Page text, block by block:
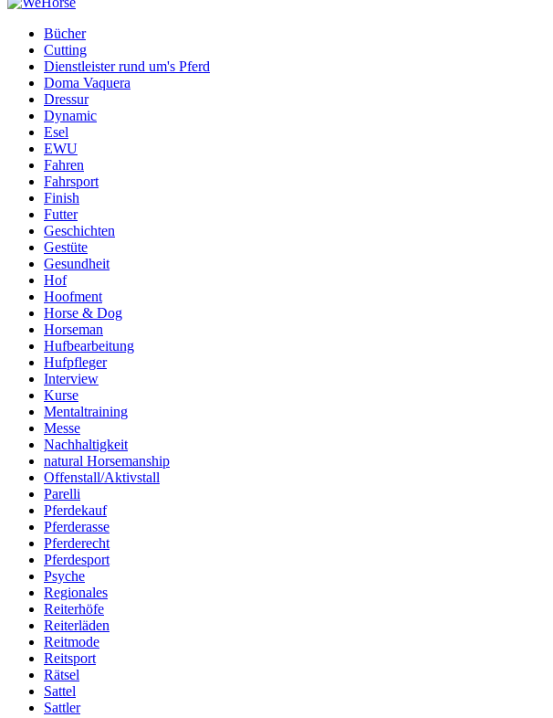
Bücher
Cutting
Dienstleister rund um's Pferd
Doma Vaquera
Dressur
Dynamic
Esel
EWU
Fahren
Fahrsport
Finish
Futter
Geschichten
Gestüte
Gesundheit
Hof
Hoofment
Horse & Dog
Horseman
Hufbearbeitung
Hufpfleger
Interview
Kurse
Mentaltraining
Messe
Nachhaltigkeit
natural Horsemanship
Offenstall/Aktivstall
Parelli
Pferdekauf
Pferderasse
Pferderecht
Pferdesport
Psyche
Regionales
Reiterhöfe
Reiterläden
Reitmode
Reitsport
Rätsel
Sattel
Sattler